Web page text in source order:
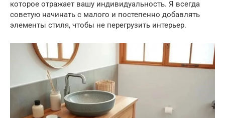
которое отражает вашу индивидуальность. Я всегда
советую начинать с малого и постепенно добавлять
элементы стиля, чтобы не перегрузить интерьер.